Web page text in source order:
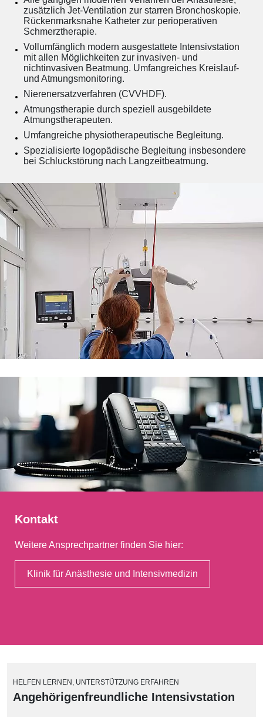
zusätzlich Jet-Ventilation zur starren Bronchoskopie.
Rückenmarksnahe Katheter zur perioperativen
Schmerztherapie.
Vollumfänglich modern ausgestattete Intensivstation
mit allen Möglichkeiten zur invasiven- und
nichtinvasiven Beatmung. Umfangreiches Kreislauf-
und Atmungsmonitoring.
Nierenersatzverfahren (CVVHDF).
Atmungstherapie durch speziell ausgebildete
Atmungstherapeuten.
Umfangreiche physiotherapeutische Begleitung.
Spezialisierte logopädische Begleitung insbesondere
bei Schluckstörung nach Langzeitbeatmung.
Kontakt
Weitere Ansprechpartner finden Sie hier:
Klinik für Anästhesie und Intensivmedizin
HELFEN LERNEN, UNTERSTÜTZUNG ERFAHREN
Angehörigenfreundliche Intensivstation